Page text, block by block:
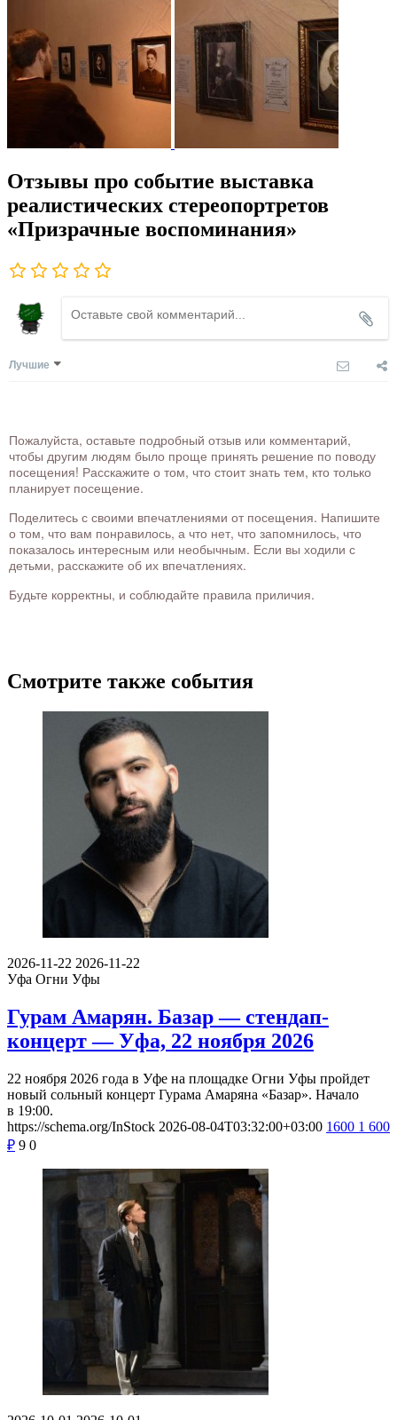
Отзывы про событие выставка
реалистических стереопортретов
«Призрачные воспоминания»
Лучшие
Пожалуйста, оставьте подробный отзыв или комментарий,
чтобы другим людям было проще принять решение по поводу
посещения! Расскажите о том, что стоит знать тем, кто только
планирует посещение.
Поделитесь с своими впечатлениями от посещения. Напишите
о том, что вам понравилось, а что нет, что запомнилось, что
показалось интересным или необычным. Если вы ходили с
детьми, расскажите об их впечатлениях.
Будьте корректны, и соблюдайте правила приличия.
Смотрите также события
2026-11-22 2026-11-22
Уфа Огни Уфы
Гурам Амарян. Базар — стендап-
концерт — Уфа, 22 ноября 2026
22 ноября 2026 года в Уфе на площадке Огни Уфы пройдет
новый сольный концерт Гурама Амаряна «Базар». Начало
в 19:00.
https://schema.org/InStock 2026-08-04T03:32:00+03:00 1600 1 600
₽ 9 0